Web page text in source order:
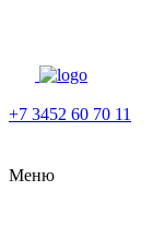
+7 3452 60 70 11
Меню